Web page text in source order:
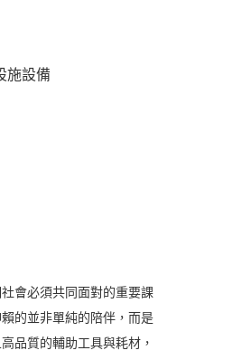
施設備
會必須共同面對的重要課
的並非單純的陪伴，而是
品質的輔助工具與耗材，